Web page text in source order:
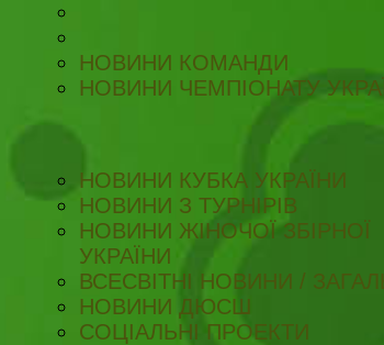
НОВИНИ КОМАНДИ
НОВИНИ ЧЕМПІОНАТУ
НОВИНИ КУБКА УКРАЇНИ
НОВИНИ З ТУРНІРІВ
НОВИНИ ЖІНОЧОЇ ЗБІРНОЇ
УКРАЇНИ
ВСЕСВІТНІ НОВИНИ /
НОВИНИ ДЮСШ
СОЦІАЛЬНІ ПРОЕКТИ